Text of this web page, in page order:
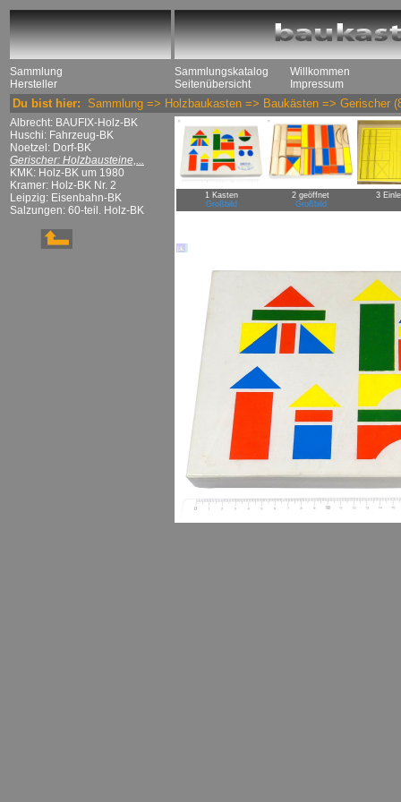
Sammlung
Hersteller
Sammlungskatalog
Seitenübersicht
Willkommen
Impressum
Du bist hier: Sammlung => Holzbaukasten => Baukästen => Gerischer
Albrecht: BAUFIX-Holz-BK
Huschi: Fahrzeug-BK
Noetzel: Dorf-BK
Gerischer: Holzbausteine,...
KMK: Holz-BK um 1980
Kramer: Holz-BK Nr. 2
Leipzig: Eisenbahn-BK
Salzungen: 60-teil. Holz-BK
1 Kasten
Großbild
2 geöffnet
Großbild
3